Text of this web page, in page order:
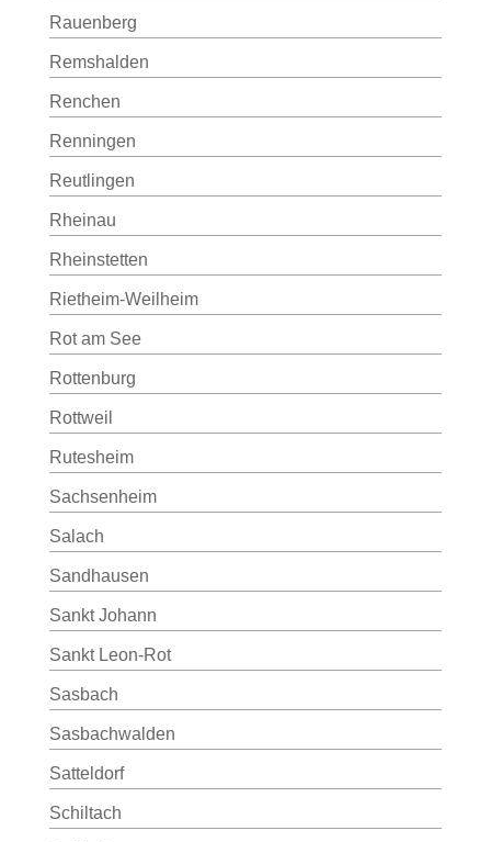
Rauenberg
Remshalden
Renchen
Renningen
Reutlingen
Rheinau
Rheinstetten
Rietheim-Weilheim
Rot am See
Rottenburg
Rottweil
Rutesheim
Sachsenheim
Salach
Sandhausen
Sankt Johann
Sankt Leon-Rot
Sasbach
Sasbachwalden
Satteldorf
Schiltach